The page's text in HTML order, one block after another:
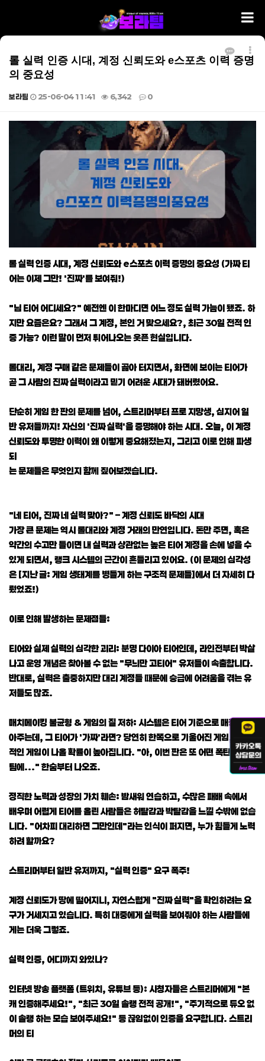
롤 실력 인증 시대, 계정 신뢰도와 e스포츠 이력 증명
의 중요성
보라팀 25-06-04 11:41 6,342 0
롤 실력 인증 시대, 계정 신뢰도와 e스포츠 이력 증명의 중요성 (가짜 티
어는 이제 그만! '진짜'를 보여줘!)
"님 티어 어디세요?" 예전엔 이 한마디면 어느 정도 실력 가늠이 됐죠. 하
지만 요즘은요? 그래서 그 계정, 본인 거 맞으세요?, 최근 30일 전적 인
증 가능? 이런 말이 먼저 튀어나오는 웃픈 현실입니다.
롤대리, 계정 구매 같은 문제들이 곪아 터지면서, 화면에 보이는 티어가
곧 그 사람의 진짜 실력이라고 믿기 어려운 시대가 돼버렸어요.
단순히 게임 한 판의 문제를 넘어, 스트리머부터 프로 지망생, 심지어 일
반 유저들까지! 자신의 '진짜 실력'을 증명해야 하는 시대. 오늘, 이 계정
신뢰도와 투명한 이력이 왜 이렇게 중요해졌는지, 그리고 이로 인해 파생
되
는 문제들은 무엇인지 함께 짚어보겠습니다.
"네 티어, 진짜 네 실력 맞아?" – 계정 신뢰도 바닥의 시대
가장 큰 문제는 역시 롤대리와 계정 거래의 만연입니다. 돈만 주면, 혹은
약간의 수고만 들이면 내 실력과 상관없는 높은 티어 계정을 손에 넣을 수
있게 되면서, 랭크 시스템의 근간이 흔들리고 있어요. (이 문제의 심각성
은 [지난 글: 게임 생태계를 병들게 하는 구조적 문제들]에서 더 자세히 다
뤘었죠!)
이로 인해 발생하는 문제점들:
티어와 실제 실력의 심각한 괴리: 분명 다이아 티어인데, 라인전부터 박살
나고 운영 개념은 찾아볼 수 없는 "무늬만 고티어" 유저들이 속출합니다.
반대로, 실력은 출중하지만 대리 계정들 때문에 승급에 어려움을 겪는 유
저들도 많죠.
매치메이킹 불균형 & 게임의 질 저하: 시스템은 티어 기준으로 매칭을 잡
아주는데, 그 티어가 '가짜'라면? 당연히 한쪽으로 기울어진 게임, 일방
적인 게임이 나올 확률이 높아집니다. "아, 이번 판은 또 어떤 폭탄이 우리
팀에..." 한숨부터 나오죠.
정직한 노력과 성장의 가치 훼손: 밤새워 연습하고, 수많은 패배 속에서
배우며 어렵게 티어를 올린 사람들은 허탈감과 박탈감을 느낄 수밖에 없습
니다. "어차피 대리하면 그만인데"라는 인식이 퍼지면, 누가 힘들게 노력
하려 할까요?
스트리머부터 일반 유저까지, "실력 인증" 요구 폭주!
계정 신뢰도가 땅에 떨어지니, 자연스럽게 "진짜 실력"을 확인하려는 요
구가 거세지고 있습니다. 특히 대중에게 실력을 보여줘야 하는 사람들에
게는 더욱 그렇죠.
실력 인증, 어디까지 와있나?
인터넷 방송 플랫폼 (트위치, 유튜브 등): 시청자들은 스트리머에게 "본
캐 인증해주세요!", "최근 30일 솔랭 전적 공개!", "주기적으로 듀오 없
이 솔랭 하는 모습 보여주세요!" 등 끊임없이 인증을 요구합니다. 스트리
머의 티